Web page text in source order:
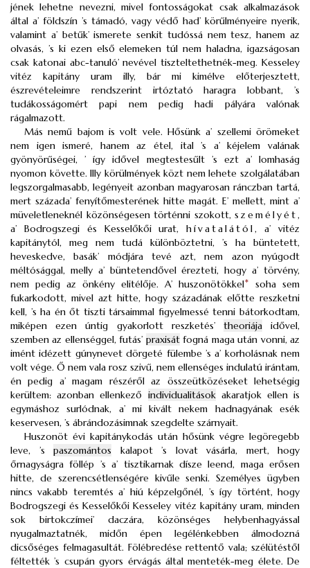
jének lehetne nevezni, mivel fontosságokat csak alkalmazások
által a’ földszín ’s támadó, vagy védő had’ körűlményeire nyerik,
valamint a’ betűk’ ismerete senkit tudóssá nem tesz, hanem az
olvasás, ’s ki ezen első elemeken túl nem haladna, igazságosan
csak katonai abc-tanuló’ nevével tiszteltethetnék-meg. Kesseley
vitéz kapitány uram illy, bár mi kimélve előterjesztett,
észrevételeimre rendszerint irtóztató haragra lobbant, ’s
tudákosságomért papi nem pedig hadi pályára valónak
rágalmazott.
Más nemű bajom is volt vele. Hősünk a’ szellemi örömeket
nem igen ismeré, hanem az étel, ital ’s a’ kéjelem valának
gyönyörűségei, ’ így idővel megtestesűlt ’s ezt a’ lomhaság
nyomon követte. Illy körülmények közt nem lehete szolgálatában
legszorgalmasabb, legényeit azonban magyarosan ránczban tartá,
mert százada’ fenyítőmesterének hitte magát. E’ mellett, mint a’
müveletleneknél közönségesen történni szokott, személyét,
a’ Bodrogszegi és Kesselőkői urat,hívatalától, a’ vitéz
kapitánytól, meg nem tudá különböztetni, ’s ha büntetett,
heveskedve, basák’ módjára tevé azt, nem azon nyúgodt
méltósággal, melly a’ büntetendővel érezteti, hogy a’ törvény,
nem pedig az önkény elitélője. A’ huszonötökkel*
soha sem
fukarkodott, mivel azt hitte, hogy századának előtte reszketni
kell, ’s ha én őt tiszti társaimmal figyelmessé tenni bátorkodtam,
miképen ezen úntig gyakorlott reszketés’ theoriájaidővel,
szemben az ellenséggel, futás’ praxisátfogná maga után vonni, az
imént idézett gúnynevet dörgeté fülembe ’s a’ korholásnak nem
volt vége. Ő nem vala rosz szivű, nem ellenséges indulatú irántam,
én pedig a’ magam részéről az összeütközéseket lehetségig
kerültem: azonban ellenkező individualitásokakaratjok ellen is
egymáshoz surlódnak, a’ mi kivált nekem hadnagyának esék
keservesen, ’s ábrándozásimnak szegdelte szárnyait.
Huszonöt évi kapitánykodás után hősünk végre legöregebb
leve, ’s paszomántos kalapot ’s lovat vásárla, mert, hogy
őrnagyságra föllép ’s a’ tisztikarnak dísze leend, maga erősen
hitte, de szerencsétlenségére kivűle senki. Személyes ügyben
nincs vakabb teremtés a’ hiú képzelgőnél, ’s így történt, hogy
Bodrogszegi és Kesselőkői Kesseley vitéz kapitány uram, minden
sok birtokczímei’ daczára, közönséges helybenhagyással
nyugalmaztatnék, midőn épen legélénkebben álmodozná
dicsőséges felmagasultát. Fölébredése rettentő vala; szélütéstől
féltették ’s csupán gyors érvágás által menteték-meg élete. De